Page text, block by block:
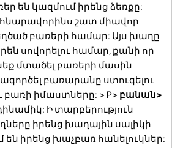
են կազմում իրենց ձեռքը:
շատ միավոր
բառերի համար: Այս խաղը
սովորելու համար, քանի որ
մտածել բառերի մասին
բառարանը ստուգելու
բառի իմաստները: > P> բանան>
Ի տարբերություն
իրենց խաղային սալիկի
իրենց խաչբառ հանելուկներ: